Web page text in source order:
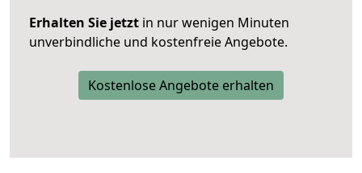
Erhalten Sie jetzt in nur wenigen Minuten
unverbindliche und kostenfreie Angebote.
Kostenlose Angebote erhalten